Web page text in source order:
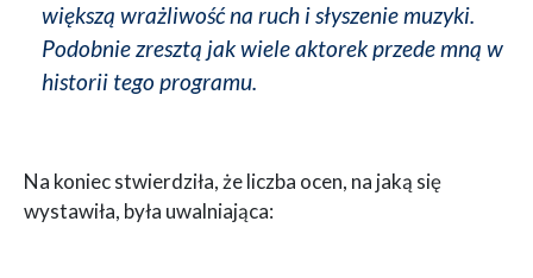
większą wrażliwość na ruch i słyszenie muzyki.
Podobnie zresztą jak wiele aktorek przede mną w
historii tego programu.
Na koniec stwierdziła, że liczba ocen, na jaką się
wystawiła, była uwalniająca: